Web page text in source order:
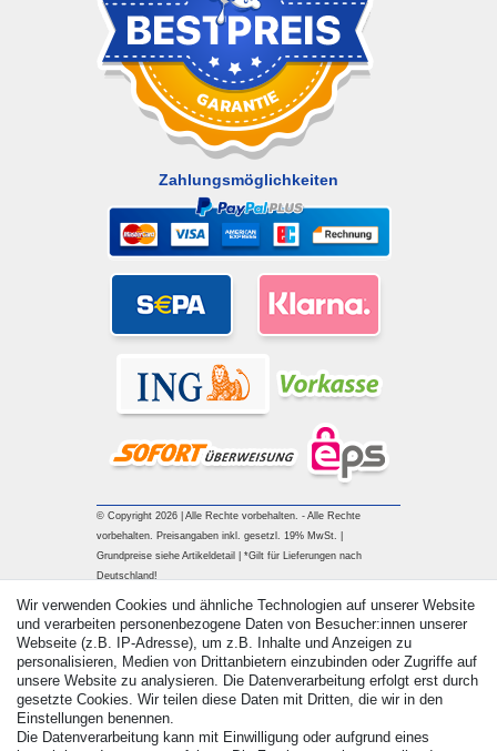
Zahlungsmöglichkeiten
© Copyright 2026 | Alle Rechte vorbehalten. - Alle Rechte
vorbehalten. Preisangaben inkl. gesetzl. 19% MwSt. |
Grundpreise siehe Artikeldetail | *Gilt für Lieferungen nach
Deutschland!
Vertrag widerrufen Kontakt
Wir verwenden Cookies und ähnliche Technologien auf unserer Website
und verarbeiten personenbezogene Daten von Besucher:innen unserer
Webseite (z.B. IP-Adresse), um z.B. Inhalte und Anzeigen zu
personalisieren, Medien von Drittanbietern einzubinden oder Zugriffe auf
unsere Website zu analysieren. Die Datenverarbeitung erfolgt erst durch
gesetzte Cookies. Wir teilen diese Daten mit Dritten, die wir in den
Einstellungen benennen.
Die Datenverarbeitung kann mit Einwilligung oder aufgrund eines